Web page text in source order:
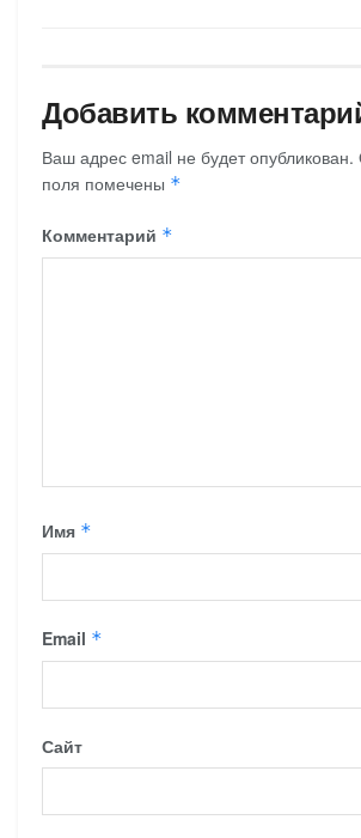
Добавить
Ваш адрес email не будет опубликован.
поля помечены *
Комментарий *
Имя *
Email *
Сайт